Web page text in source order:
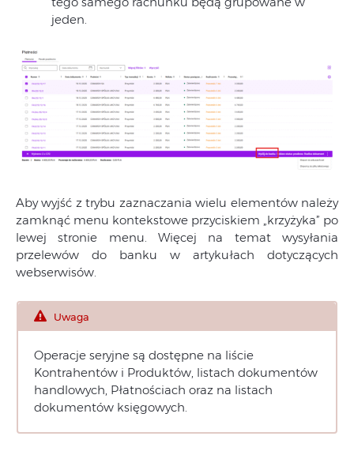
jeden.
Aby wyjść z trybu zaznaczania wielu elementów należy
zamknąć menu kontekstowe przyciskiem „krzyżyka” po
lewej stronie menu. Więcej na temat wysyłania
przelewów do banku w artykułach dotyczących
webserwisów.
Uwaga
Operacje seryjne są dostępne na liście
Kontrahentów i Produktów, listach dokumentów
handlowych, Płatnościach oraz na listach
dokumentów księgowych.